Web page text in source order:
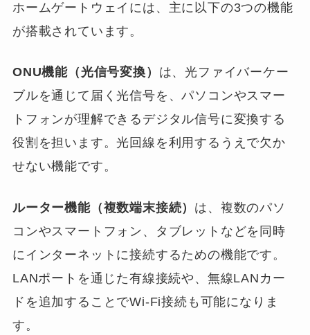
ホームゲートウェイには、主に以下の3つの機能
が搭載されています。
ONU機能（光信号変換） は、光ファイバーケー
ブルを通じて届く光信号を、パソコンやスマー
トフォンが理解できるデジタル信号に変換する
役割を担います。光回線を利用するうえで欠か
せない機能です。
ルーター機能（複数端末接続） は、複数のパソ
コンやスマートフォン、タブレットなどを同時
にインターネットに接続するための機能です。
LANポートを通じた有線接続や、無線LANカー
ドを追加することでWi-Fi接続も可能になりま
す。